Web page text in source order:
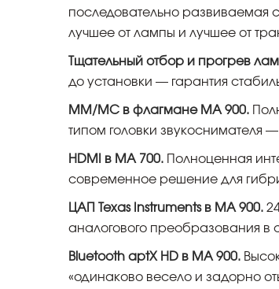
последовательно развиваемая
лучшее от лампы и лучшее от
Тщательный отбор и прогрев
до установки — гарантия
MM/MC в флагмане MA 900.
типом головки звукоснимателя
HDMI в MA 700. Полноценная
современное решение для
ЦАП Texas Instruments в MA 900.
аналогового преобразования в
Bluetooth aptX HD в MA 900.
«одинаково весело и задорно